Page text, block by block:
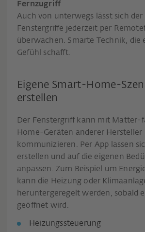
Fernzugriff
Auch von unterwegs lässt sich der
Fenstergriffe jederzeit per
überwachen. Smarte Technik, die
Gefühl schafft.
Eigene Smart-Home-
erstellen
Der Fenstergriff kann mit Matter-
Home-Geräten anderer Hersteller
kommunizieren. Per App lassen
erstellen und auf die eigenen
anpassen. Zum Beispiel um
kann die Heizung oder
heruntergeregelt werden, sobald
geöffnet wird.
Heizungssteuerung